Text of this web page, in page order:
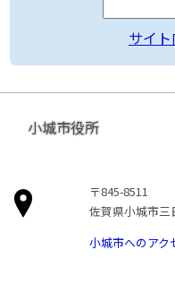
サイ
小城市役所
〒845-8511
佐賀県小城市三
小城市へのアク